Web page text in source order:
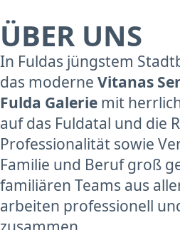
ÜBER UNS
In Fuldas jüngstem
das moderne Vitanas
Fulda Galerie mit
auf das Fuldatal und die
Professionalität sowie
Familie und Beruf groß
familiären Teams aus
arbeiten professionell